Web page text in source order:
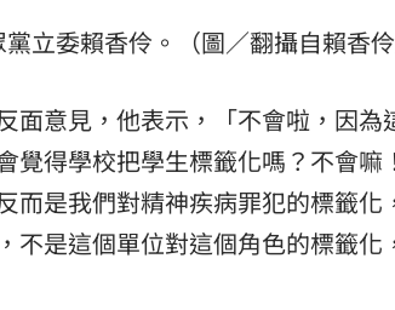
立委賴香伶。（圖／翻攝自賴香伶
面意見，他表示，「不會啦，因
覺得學校把學生標籤化嗎？不會
而是我們對精神疾病罪犯的標籤化
不是這個單位對這個角色的標籤化